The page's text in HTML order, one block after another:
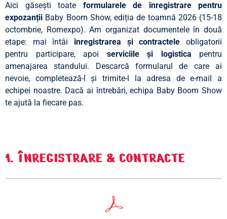
Aici găsești toate formularele de înregistrare pentru
expozanții Baby Boom Show, ediția de toamnă 2026 (15-18
octombrie, Romexpo). Am organizat documentele în două
etape: mai întâiînregistrarea și contractele obligatorii
pentru participare, apoi serviciile și logistica pentru
amenajarea standului. Descarcă formularul de care ai
nevoie, completează-l și trimite-l la adresa de e-mail a
echipei noastre. Dacă ai întrebări, echipa Baby Boom Show
te ajută la fiecare pas.
1. ÎNREGISTRARE & CONTRACTE